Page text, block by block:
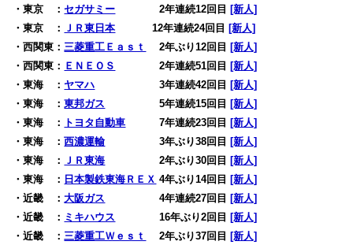
・東京 ：セガサミー 2年連続12回目[新人]
・東京 ： ＪＲ東日本 12年連続24回目[新人]
・西関東： 三菱重工Ｅａｓｔ 2年ぶり12回目[新人]
・西関東： ＥＮＥＯＳ 2年連続51回目[新人]
・東海 ： ヤマハ 3年連続42回目[新人]
・東海 ：東邦ガス 5年連続15回目[新人]
・東海 ： トヨタ自動車 7年連続23回目[新人]
・東海 ：西濃運輸 3年ぶり38回目[新人]
・東海 ： ＪＲ東海 2年ぶり30回目[新人]
・東海 ： 日本製鉄東海ＲＥＸ 4年ぶり14回目[新人]
・近畿 ：大阪ガス 4年連続27回目[新人]
・近畿 ： ミキハウス 16年ぶり2回目[新人]
・近畿 ： 三菱重工Ｗｅｓｔ 2年ぶり37回目[新人]